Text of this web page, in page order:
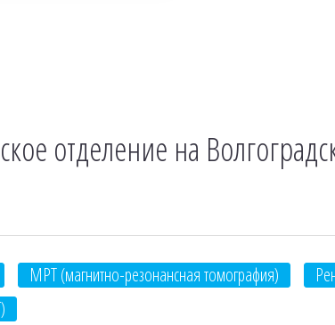
отделение на
МРТ (магнитно-резонансная томография)